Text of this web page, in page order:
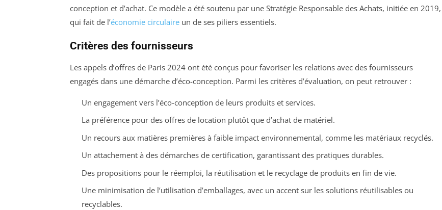
conception et d’achat. Ce modèle a été soutenu par une Stratégie Responsable des Achats, initiée en 2019,
qui fait de l’économie circulaire un de ses piliers essentiels.
Critères des fournisseurs
Les appels d’offres de Paris 2024 ont été conçus pour favoriser les relations avec des fournisseurs
engagés dans une démarche d’éco-conception. Parmi les critères d’évaluation, on peut retrouver :
Un engagement vers l’éco-conception de leurs produits et services.
La préférence pour des offres de location plutôt que d’achat de matériel.
Un recours aux matières premières à faible impact environnemental, comme les matériaux recyclés.
Un attachement à des démarches de certification, garantissant des pratiques durables.
Des propositions pour le réemploi, la réutilisation et le recyclage de produits en fin de vie.
Une minimisation de l’utilisation d’emballages, avec un accent sur les solutions réutilisables ou
recyclables.